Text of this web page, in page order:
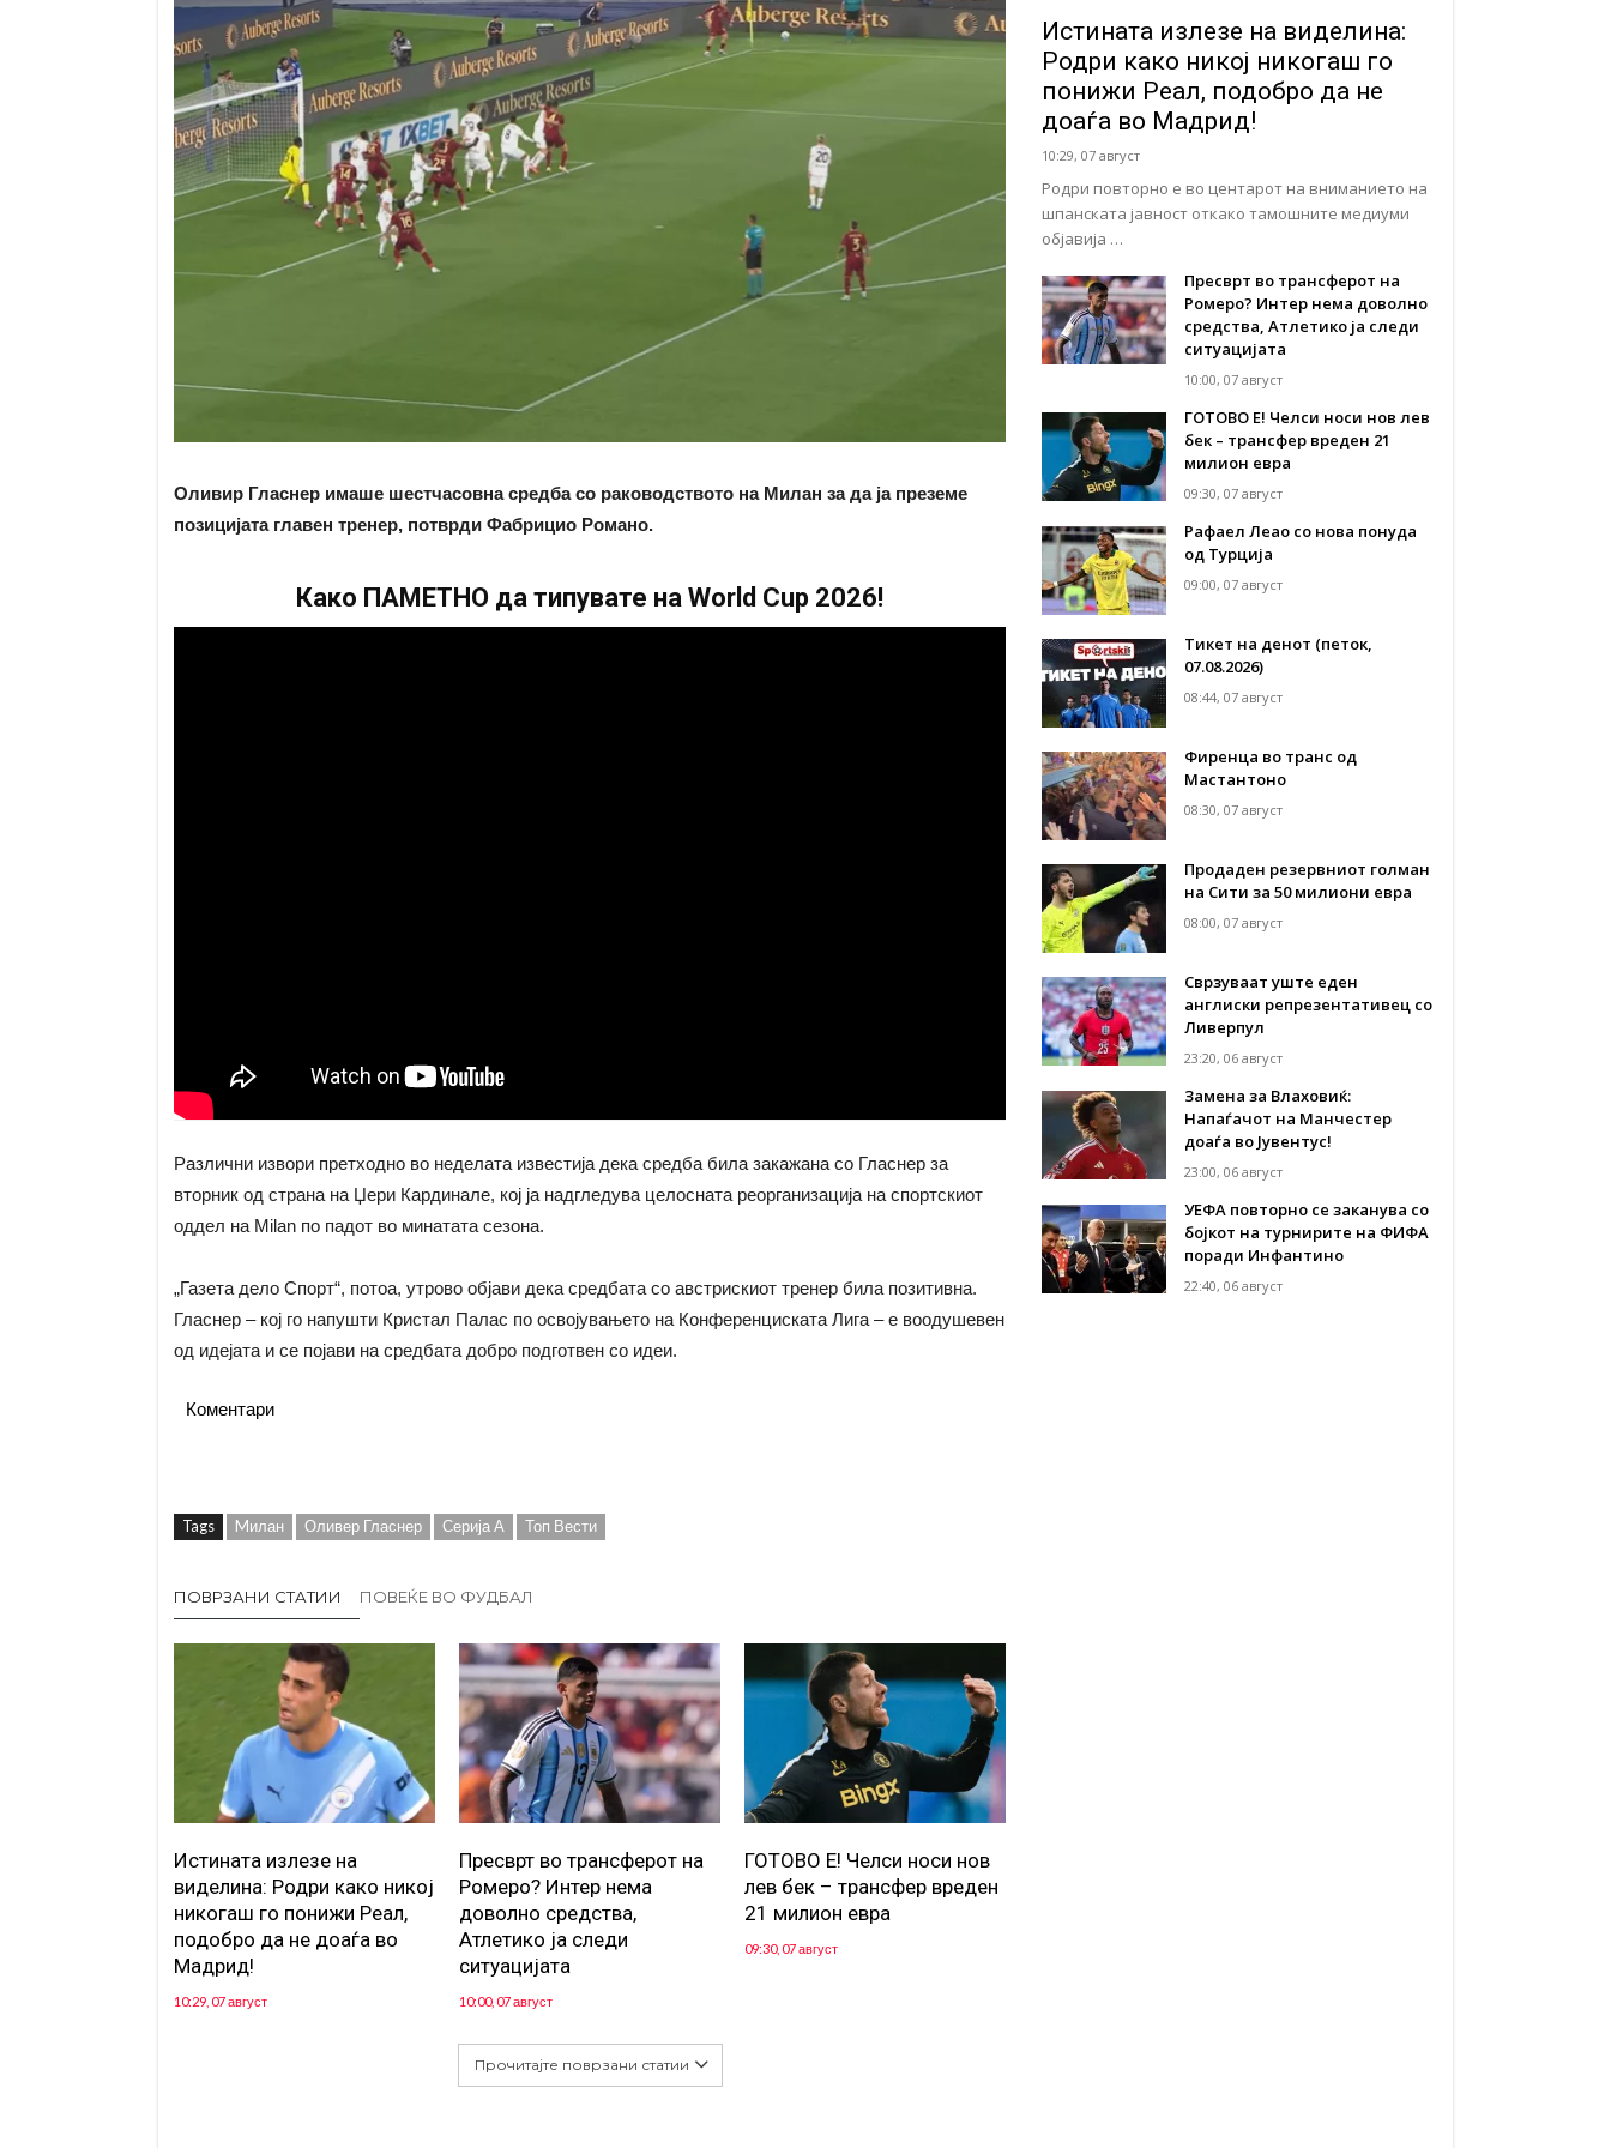
Оливир Гласнер имаше шестчасовна средба со раководството на Милан за да ја преземе
позицијата главен тренер, потврди Фабрицио Романо.
Како ПАМЕТНО да типувате на World Cup 2026!
Различни извори претходно во неделата известија дека средба била закажана со Гласнер за
вторник од страна на Џери Кардинале, кој ја надгледува целосната реорганизација на спортскиот
оддел на Milan по падот во минатата сезона.
„Газета дело Спорт“, потоа, утрово објави дека средбата со австрискиот тренер била позитивна.
Гласнер – кој го напушти Кристал Палас по освојувањето на Конференциската Лига – е воодушевен
од идејата и се појави на средбата добро подготвен со идеи.
Коментари
Tags Mилан Оливер Гласнер Серија А Топ Вести
ПОВРЗАНИ СТАТИИ ПОВЕЌЕ ВО ФУДБАЛ
Истината излезе на
виделина: Родри како никој
никогаш го понижи Реал,
подобро да не доаѓа во
Мадрид!
10:29, 07 август
Пресврт во трансферот на
Ромеро? Интер нема
доволно средства,
Атлетико ја следи
ситуацијата
10:00, 07 август
ГОТОВО Е! Челси носи нов
лев бек – трансфер вреден
21 милион евра
09:30, 07 август
Прочитајте поврзани статии
Истината излезе на виделина:
Родри како никој никогаш го
понижи Реал, подобро да не
доаѓа во Мадрид!
10:29, 07 август
Родри повторно е во центарот на вниманието на
шпанската јавност откако тамошните медиуми
објавија …
Пресврт во трансферот на
Ромеро? Интер нема доволно
средства, Атлетико ја следи
ситуацијата
10:00, 07 август
ГОТОВО Е! Челси носи нов лев
бек – трансфер вреден 21
милион евра
09:30, 07 август
Рафаел Леао со нова понуда
од Турција
09:00, 07 август
Тикет на денот (петок,
07.08.2026)
08:44, 07 август
Фиренца во транс од
Мастантоно
08:30, 07 август
Продаден резервниот голман
на Сити за 50 милиони евра
08:00, 07 август
Сврзуваат уште еден
англиски репрезентативец со
Ливерпул
23:20, 06 август
Замена за Влаховиќ:
Напаѓачот на Манчестер
доаѓа во Јувентус!
23:00, 06 август
УЕФА повторно се заканува со
бојкот на турнирите на ФИФА
поради Инфантино
22:40, 06 август